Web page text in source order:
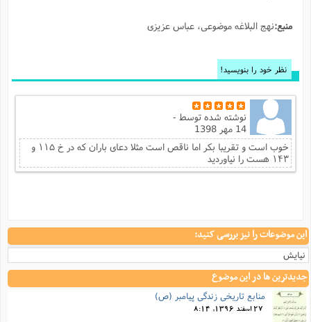
منبع:نهج البلاغه موضوعى، عباس عزيزى
نظر خود را بنویسید!
نوشته شده توسط-
14 مهر 1398
خوب است و تقریبا بکر اما ناقص است مثلا دعای باران که در خ ۱۱۵ و
۱۴۳ هست را نیاوردید
این موضوعات را نیز بررسی کنید:
نیایش
جدیدترین ها در این موضوع
منابع تاريخي زندگي پيامبر (ص)
27 اسفند 1396, 8:14